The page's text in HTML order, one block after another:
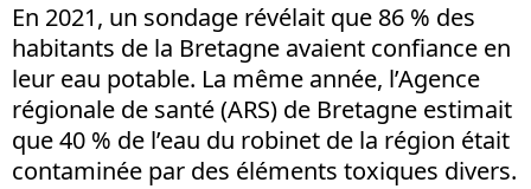
En 2021, un sondage révélait que 86 % des
habitants de la Bretagne avaient confiance en
leur eau potable. La même année, l’Agence
régionale de santé (ARS) de Bretagne estimait
que 40 % de l’eau du robinet de la région était
contaminée par des éléments toxiques divers.